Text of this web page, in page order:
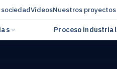
sociedadVídeosNuestros proyectos
Proceso industrial